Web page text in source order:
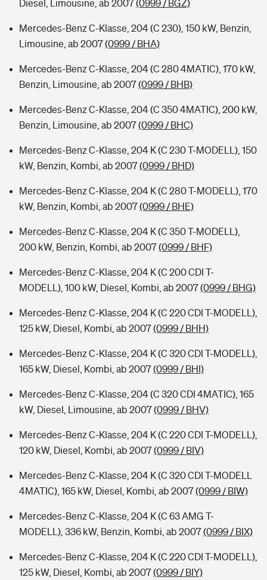
Diesel, Limousine, ab 2007 (0999 / BGZ)
Mercedes-Benz C-Klasse, 204 (C 230), 150 kW, Benzin,
Limousine, ab 2007(0999 / BHA)
Mercedes-Benz C-Klasse, 204 (C 280 4MATIC), 170 kW,
Benzin, Limousine, ab 2007(0999 / BHB)
Mercedes-Benz C-Klasse, 204 (C 350 4MATIC), 200 kW,
Benzin, Limousine, ab 2007(0999 / BHC)
Mercedes-Benz C-Klasse, 204 K (C 230 T-MODELL), 150
kW, Benzin, Kombi, ab 2007(0999 / BHD)
Mercedes-Benz C-Klasse, 204 K (C 280 T-MODELL), 170
kW, Benzin, Kombi, ab 2007(0999 / BHE)
Mercedes-Benz C-Klasse, 204 K (C 350 T-MODELL),
200 kW, Benzin, Kombi, ab 2007(0999 / BHF)
Mercedes-Benz C-Klasse, 204 K (C 200 CDI T-
MODELL), 100 kW, Diesel, Kombi, ab 2007(0999 / BHG)
Mercedes-Benz C-Klasse, 204 K (C 220 CDI T-MODELL),
125 kW, Diesel, Kombi, ab 2007(0999 / BHH)
Mercedes-Benz C-Klasse, 204 K (C 320 CDI T-MODELL),
165 kW, Diesel, Kombi, ab 2007(0999 / BHI)
Mercedes-Benz C-Klasse, 204 (C 320 CDI 4MATIC), 165
kW, Diesel, Limousine, ab 2007(0999 / BHV)
Mercedes-Benz C-Klasse, 204 K (C 220 CDI T-MODELL),
120 kW, Diesel, Kombi, ab 2007(0999 / BIV)
Mercedes-Benz C-Klasse, 204 K (C 320 CDI T-MODELL
4MATIC), 165 kW, Diesel, Kombi, ab 2007(0999 / BIW)
Mercedes-Benz C-Klasse, 204 K (C 63 AMG T-
MODELL), 336 kW, Benzin, Kombi, ab 2007(0999 / BIX)
Mercedes-Benz C-Klasse, 204 K (C 220 CDI T-MODELL),
125 kW, Diesel, Kombi, ab 2007(0999 / BIY)